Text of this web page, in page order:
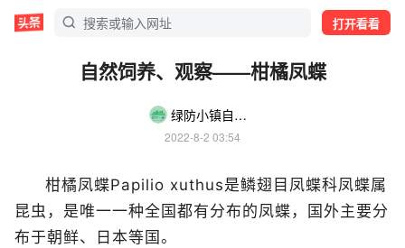
打开看看
自然饲养、观察——柑橘凤蝶
绿防小镇自然科普
2022-8-2 03:54
柑橘凤蝶Papilio xuthus是鳞翅目凤蝶科凤蝶属
昆虫，是唯一一种全国都有分布的凤蝶，国外主要分
布于朝鲜、日本等国。